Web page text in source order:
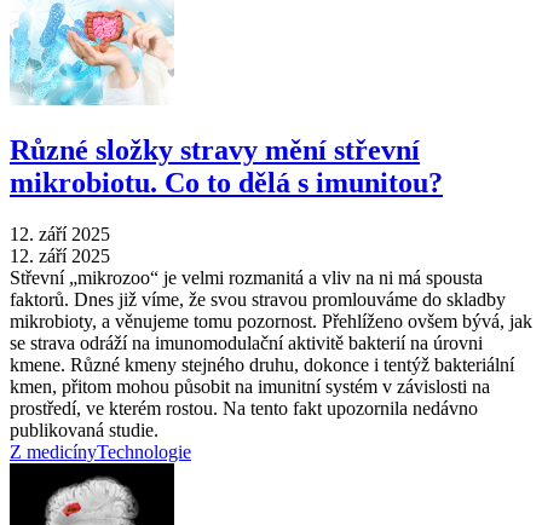
Různé složky stravy mění střevní
mikrobiotu. Co to dělá s imunitou?
12. září 2025
12. září 2025
Střevní „mikrozoo“ je velmi rozmanitá a vliv na ni má spousta
faktorů. Dnes již víme, že svou stravou promlouváme do skladby
mikrobioty, a věnujeme tomu pozornost. Přehlíženo ovšem bývá, jak
se strava odráží na imunomodulační aktivitě bakterií na úrovni
kmene. Různé kmeny stejného druhu, dokonce i tentýž bakteriální
kmen, přitom mohou působit na imunitní systém v závislosti na
prostředí, ve kterém rostou. Na tento fakt upozornila nedávno
publikovaná studie.
Z medicínyTechnologie